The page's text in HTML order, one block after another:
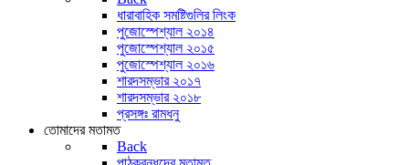
ধারাবাহিক সমষ্টিগুলির লিংক
পুজোস্পেশ্যাল ২০১৪
পুজোস্পেশ্যাল ২০১৫
পুজোস্পেশ্যাল ২০১৬
শারদসম্ভার ২০১৭
শারদসম্ভার ২০১৮
প্রসঙ্গঃ রামধনু
তোমাদের মতামত
Back